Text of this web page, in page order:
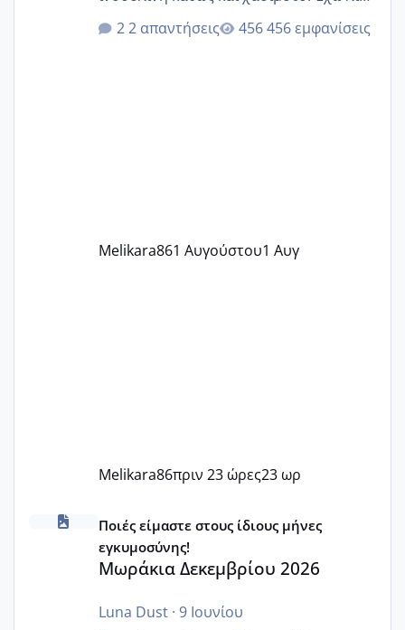
κιλά παραπάνω και όσο κ αν προσπαθώ
δεν χάνω εύκολα! Προσπαθώ για ακόμη
2 απαντήσεις 456 εμφανίσεις
Melikara861 Αυγούστου1 Αυγ
Melikara86πριν 23 ώρες23 ωρ
Μωράκια Δεκεμβρίου 2026
Ποιές είμαστε στους ίδιους μήνες
εγκυμοσύνης!
Μωράκια Δεκεμβρίου 2026
Luna Dust· 9 Ιουνίου